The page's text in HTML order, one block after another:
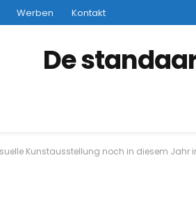
Werben Kontakt
De
Kunstausstellung noch in diesem Jahr in